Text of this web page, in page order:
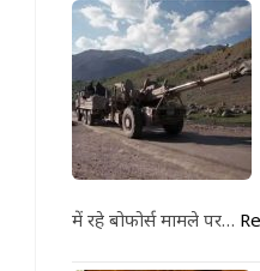
में रहे बोफोर्स मामले पर…